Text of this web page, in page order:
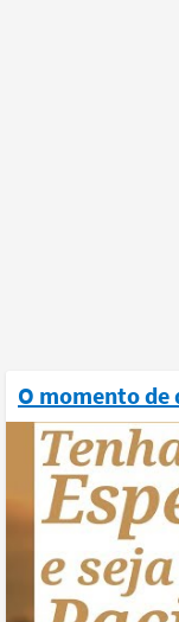
O momento